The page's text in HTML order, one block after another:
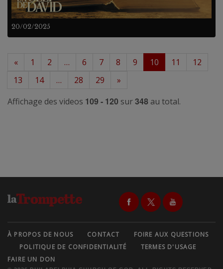
20/02/2025
« 1 2 … 6 7 8 9 10 11
12
13
14 … 28 29
»
Affichage des videos 109 - 120 sur348 au total.
À PROPOS DE NOUS CONTACT
FOIRE AUX QUESTIONS
POLITIQUE DE CONFIDENTIALITÉ
TERMES D'USAGE
FAIRE UN DON